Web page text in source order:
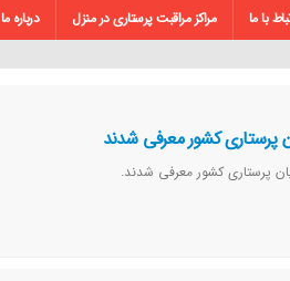
با ما مراکز مراقبت پرستاری در منزل درباره ما
پرستاری کشور معرفی شدند
پرستاری کشور معرفی شدند.